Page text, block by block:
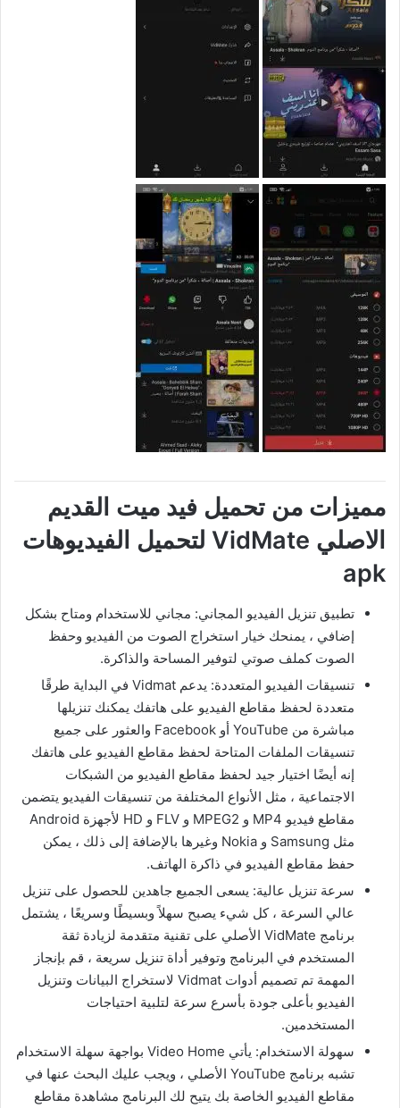
مميزات من تحميل فيد ميت القديم
الاصلي VidMate لتحميل الفيديوهات
apk
تطبيق تنزيل الفيديو المجاني: مجاني للاستخدام ومتاح بشكل
إضافي ، يمنحك خيار استخراج الصوت من الفيديو وحفظ
الصوت كملف صوتي لتوفير المساحة والذاكرة.
تنسيقات الفيديو المتعددة: يدعم Vidmat في البداية طرقًا
متعددة لحفظ مقاطع الفيديو على هاتفك يمكنك تنزيلها
مباشرة من YouTube أو Facebook والعثور على جميع
تنسيقات الملفات المتاحة لحفظ مقاطع الفيديو على هاتفك
إنه أيضًا اختيار جيد لحفظ مقاطع الفيديو من الشبكات
الاجتماعية ، مثل الأنواع المختلفة من تنسيقات الفيديو يتضمن
مقاطع فيديو MP4 و MPEG2 و FLV و HD لأجهزة Android
مثل Samsung و Nokia وغيرها بالإضافة إلى ذلك ، يمكن
حفظ مقاطع الفيديو في ذاكرة الهاتف.
سرعة تنزيل عالية: يسعى الجميع جاهدين للحصول على تنزيل
عالي السرعة ، كل شيء يصبح سهلاً وبسيطًا وسريعًا ، يشتمل
برنامج VidMate الأصلي على تقنية متقدمة لزيادة ثقة
المستخدم في البرنامج وتوفير أداة تنزيل سريعة ، قم بإنجاز
المهمة تم تصميم أدوات Vidmat لاستخراج البيانات وتنزيل
الفيديو بأعلى جودة بأسرع سرعة لتلبية احتياجات
المستخدمين.
سهولة الاستخدام: يأتي Video Home بواجهة سهلة الاستخدام
تشبه برنامج YouTube الأصلي ، ويجب عليك البحث عنها في
مقاطع الفيديو الخاصة بك يتيح لك البرنامج مشاهدة مقاطع